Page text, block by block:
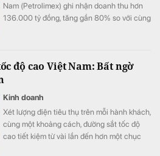
Nam (Petrolimex) ghi nhận doanh thu hơn
136.000 tỷ đồng, tăng gần 80% so với cùng
độ cao Việt Nam: Bất ngờ
Kinh doanh
Xét lượng điện tiêu thụ trên mỗi hành khách,
cùng một khoảng cách, đường sắt tốc độ
cao tiết kiệm từ vài lần đến hơn một chục